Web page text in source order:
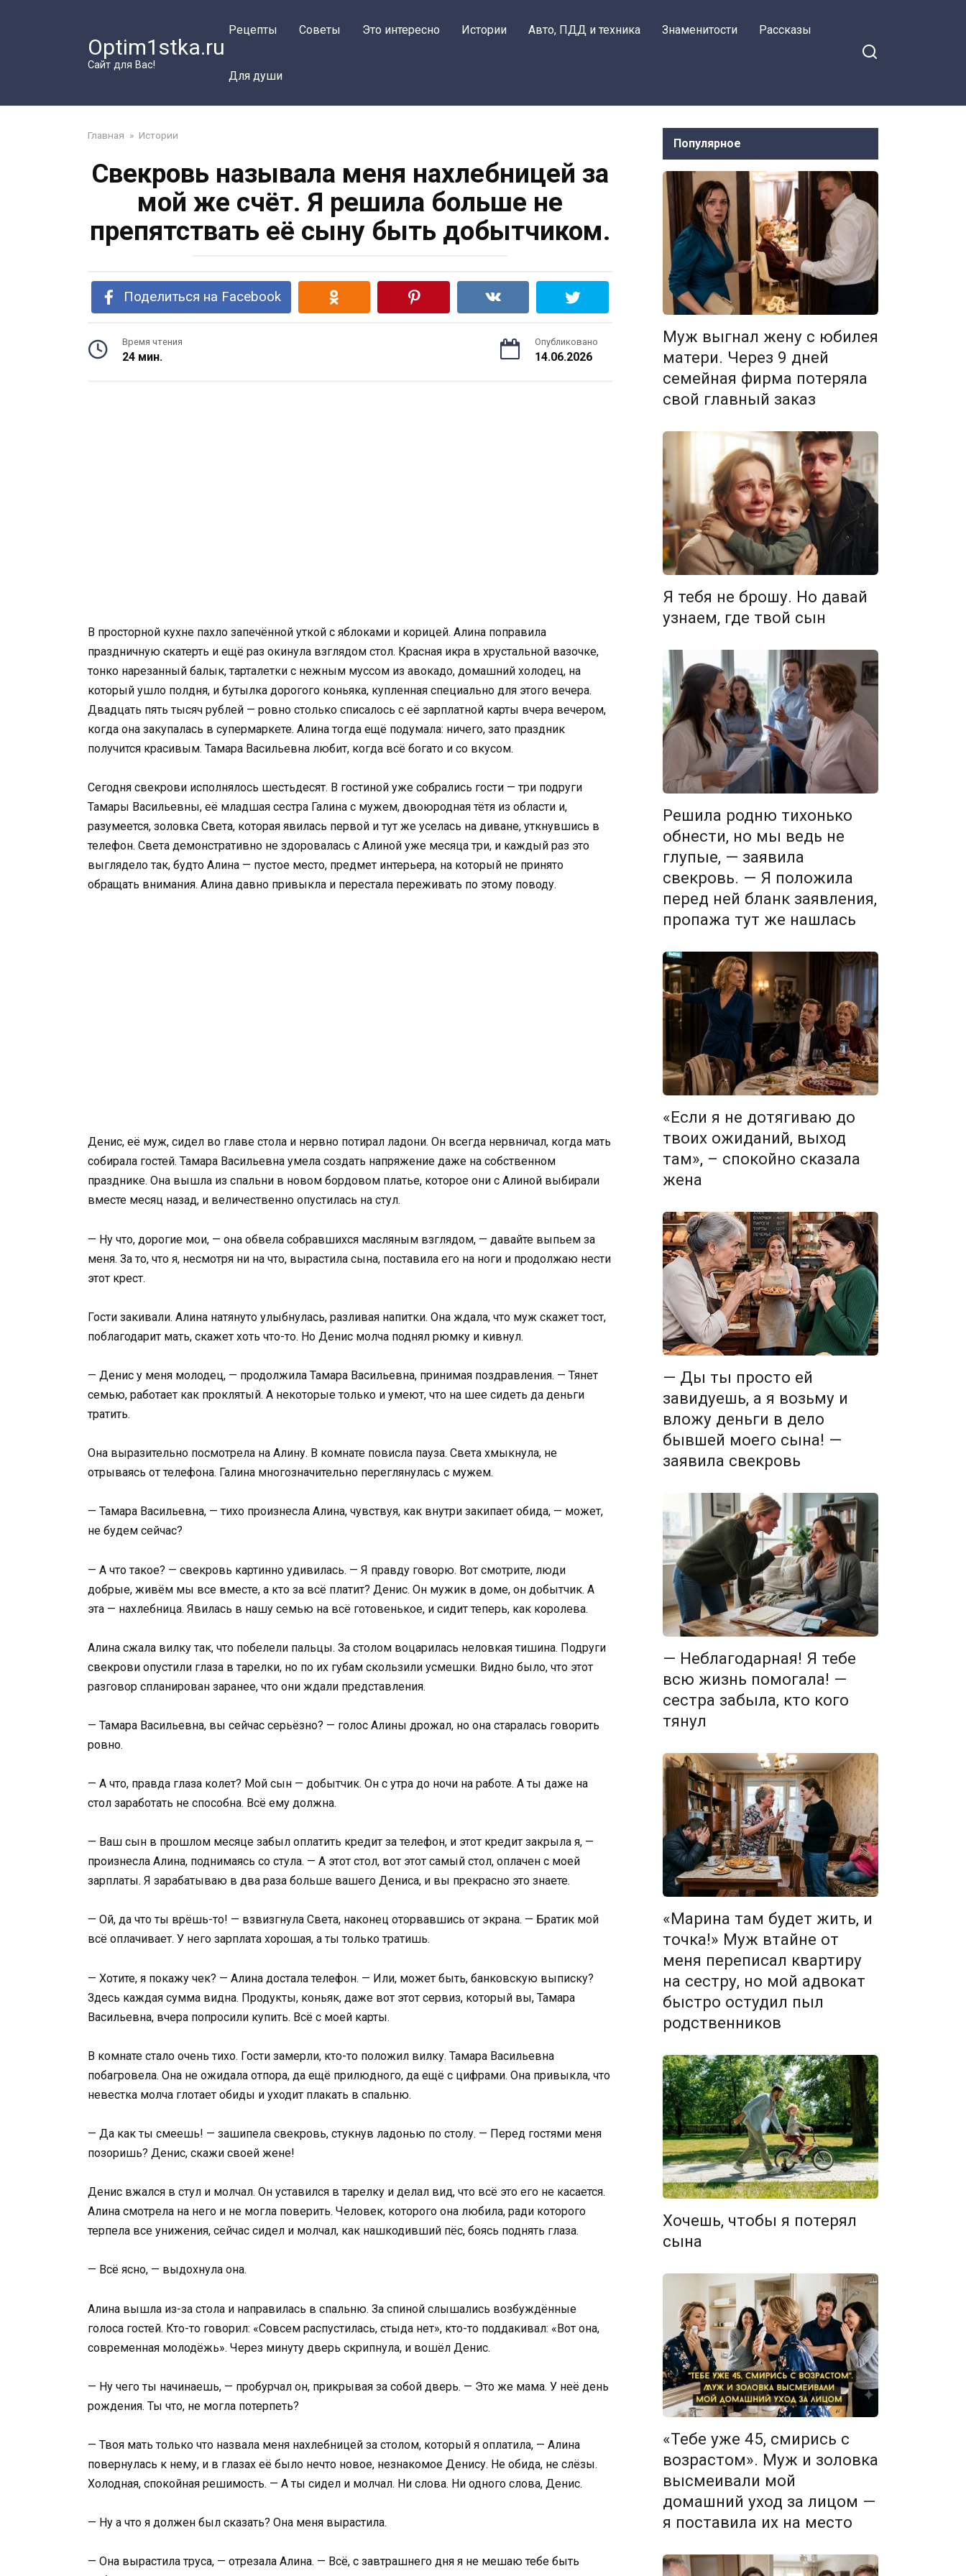
Optim1stka.ru
Сайт для Вас!
Рецепты Советы Это интересно Истории Авто, ПДД и техника Знаменитости Рассказы
Для души
Главная » Истории
Свекровь называла меня нахлебницей за
мой же счёт. Я решила больше не
препятствать её сыну быть добытчиком.
Поделиться на Facebook
Время чтения
24 мин.
Опубликовано
14.06.2026
В просторной кухне пахло запечённой уткой с яблоками и корицей. Алина поправила
праздничную скатерть и ещё раз окинула взглядом стол. Красная икра в хрустальной вазочке,
тонко нарезанный балык, тарталетки с нежным муссом из авокадо, домашний холодец, на
который ушло полдня, и бутылка дорогого коньяка, купленная специально для этого вечера.
Двадцать пять тысяч рублей — ровно столько списалось с её зарплатной карты вчера вечером,
когда она закупалась в супермаркете. Алина тогда ещё подумала: ничего, зато праздник
получится красивым. Тамара Васильевна любит, когда всё богато и со вкусом.
Сегодня свекрови исполнялось шестьдесят. В гостиной уже собрались гости — три подруги
Тамары Васильевны, её младшая сестра Галина с мужем, двоюродная тётя из области и,
разумеется, золовка Света, которая явилась первой и тут же уселась на диване, уткнувшись в
телефон. Света демонстративно не здоровалась с Алиной уже месяца три, и каждый раз это
выглядело так, будто Алина — пустое место, предмет интерьера, на который не принято
обращать внимания. Алина давно привыкла и перестала переживать по этому поводу.
Денис, её муж, сидел во главе стола и нервно потирал ладони. Он всегда нервничал, когда мать
собирала гостей. Тамара Васильевна умела создать напряжение даже на собственном
празднике. Она вышла из спальни в новом бордовом платье, которое они с Алиной выбирали
вместе месяц назад, и величественно опустилась на стул.
— Ну что, дорогие мои, — она обвела собравшихся масляным взглядом, — давайте выпьем за
меня. За то, что я, несмотря ни на что, вырастила сына, поставила его на ноги и продолжаю нести
этот крест.
Гости закивали. Алина натянуто улыбнулась, разливая напитки. Она ждала, что муж скажет тост,
поблагодарит мать, скажет хоть что-то. Но Денис молча поднял рюмку и кивнул.
— Денис у меня молодец, — продолжила Тамара Васильевна, принимая поздравления. — Тянет
семью, работает как проклятый. А некоторые только и умеют, что на шее сидеть да деньги
тратить.
Она выразительно посмотрела на Алину. В комнате повисла пауза. Света хмыкнула, не
отрываясь от телефона. Галина многозначительно переглянулась с мужем.
— Тамара Васильевна, — тихо произнесла Алина, чувствуя, как внутри закипает обида, — может,
не будем сейчас?
— А что такое? — свекровь картинно удивилась. — Я правду говорю. Вот смотрите, люди
добрые, живём мы все вместе, а кто за всё платит? Денис. Он мужик в доме, он добытчик. А
эта — нахлебница. Явилась в нашу семью на всё готовенькое, и сидит теперь, как королева.
Алина сжала вилку так, что побелели пальцы. За столом воцарилась неловкая тишина. Подруги
свекрови опустили глаза в тарелки, но по их губам скользили усмешки. Видно было, что этот
разговор спланирован заранее, что они ждали представления.
— Тамара Васильевна, вы сейчас серьёзно? — голос Алины дрожал, но она старалась говорить
ровно.
— А что, правда глаза колет? Мой сын — добытчик. Он с утра до ночи на работе. А ты даже на
стол заработать не способна. Всё ему должна.
— Ваш сын в прошлом месяце забыл оплатить кредит за телефон, и этот кредит закрыла я, —
произнесла Алина, поднимаясь со стула. — А этот стол, вот этот самый стол, оплачен с моей
зарплаты. Я зарабатываю в два раза больше вашего Дениса, и вы прекрасно это знаете.
— Ой, да что ты врёшь-то! — взвизгнула Света, наконец оторвавшись от экрана. — Братик мой
всё оплачивает. У него зарплата хорошая, а ты только тратишь.
— Хотите, я покажу чек? — Алина достала телефон. — Или, может быть, банковскую выписку?
Здесь каждая сумма видна. Продукты, коньяк, даже вот этот сервиз, который вы, Тамара
Васильевна, вчера попросили купить. Всё с моей карты.
В комнате стало очень тихо. Гости замерли, кто-то положил вилку. Тамара Васильевна
побагровела. Она не ожидала отпора, да ещё прилюдного, да ещё с цифрами. Она привыкла, что
невестка молча глотает обиды и уходит плакать в спальню.
— Да как ты смеешь! — зашипела свекровь, стукнув ладонью по столу. — Перед гостями меня
позоришь? Денис, скажи своей жене!
Денис вжался в стул и молчал. Он уставился в тарелку и делал вид, что всё это его не касается.
Алина смотрела на него и не могла поверить. Человек, которого она любила, ради которого
терпела все унижения, сейчас сидел и молчал, как нашкодивший пёс, боясь поднять глаза.
— Всё ясно, — выдохнула она.
Алина вышла из-за стола и направилась в спальню. За спиной слышались возбуждённые
голоса гостей. Кто-то говорил: «Совсем распустилась, стыда нет», кто-то поддакивал: «Вот она,
современная молодёжь». Через минуту дверь скрипнула, и вошёл Денис.
— Ну чего ты начинаешь, — пробурчал он, прикрывая за собой дверь. — Это же мама. У неё день
рождения. Ты что, не могла потерпеть?
— Твоя мать только что назвала меня нахлебницей за столом, который я оплатила, — Алина
повернулась к нему, и в глазах её было нечто новое, незнакомое Денису. Не обида, не слёзы.
Холодная, спокойная решимость. — А ты сидел и молчал. Ни слова. Ни одного слова, Денис.
— Ну а что я должен был сказать? Она меня вырастила.
— Она вырастила труса, — отрезала Алина. — Всё, с завтрашнего дня я не мешаю тебе быть
Популярное
Муж выгнал жену с юбилея
матери. Через 9 дней
семейная фирма потеряла
свой главный заказ
Я тебя не брошу. Но давай
узнаем, где твой сын
Решила родню тихонько
обнести, но мы ведь не
глупые, — заявила
свекровь. — Я положила
перед ней бланк заявления,
пропажа тут же нашлась
«Если я не дотягиваю до
твоих ожиданий, выход
там», – спокойно сказала
жена
— Ды ты просто ей
завидуешь, а я возьму и
вложу деньги в дело
бывшей моего сына! —
заявила свекровь
— Неблагодарная! Я тебе
всю жизнь помогала! —
сестра забыла, кто кого
тянул
«Марина там будет жить, и
точка!» Муж втайне от
меня переписал квартиру
на сестру, но мой адвокат
быстро остудил пыл
родственников
Хочешь, чтобы я потерял
сына
«Тебе уже 45, смирись с
возрастом». Муж и золовка
высмеивали мой
домашний уход за лицом —
я поставила их на место